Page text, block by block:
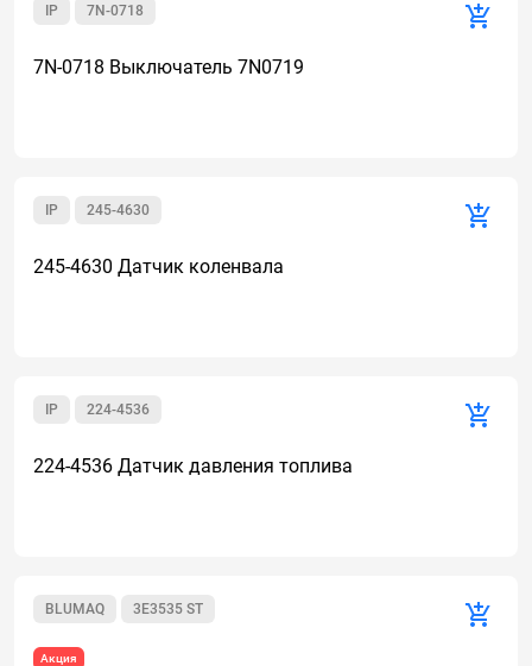
7N-0718
IP
7N-0718 Выключатель 7N0719
245-4630
IP
245-4630 Датчик коленвала
224-4536
IP
224-4536 Датчик давления топлива
3E3535 ST
BLUMAQ
Акция